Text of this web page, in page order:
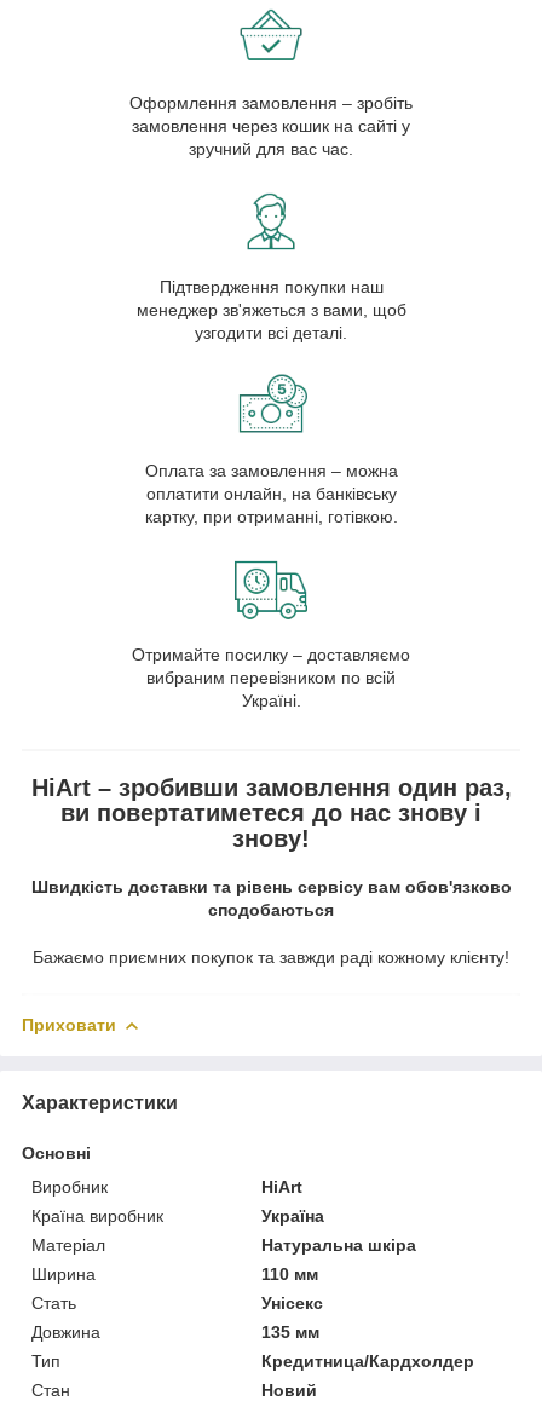
Оформлення замовлення – зробіть
замовлення через кошик на сайті у
зручний для вас час.
Підтвердження покупки наш
менеджер зв'яжеться з вами, щоб
узгодити всі деталі.
Оплата за замовлення – можна
оплатити онлайн, на банківську
картку, при отриманні, готівкою.
Отримайте посилку – доставляємо
вибраним перевізником по всій
Україні.
HiArt – зробивши замовлення один раз,
ви повертатиметеся до нас знову і
знову!
Швидкість доставки та рівень сервісу вам обов'язково
сподобаються
Бажаємо приємних покупок та завжди раді кожному клієнту!
Приховати
Характеристики
Основні
Виробник
HiArt
Країна виробник
Україна
Матеріал
Натуральна шкіра
Ширина
110 мм
Стать
Унісекс
Довжина
135 мм
Тип
Кредитница/Кардхолдер
Стан
Новий